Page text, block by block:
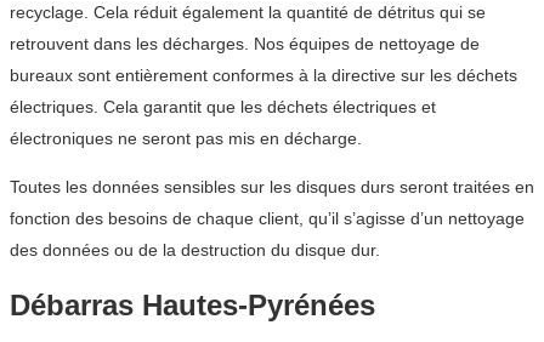
recyclage. Cela réduit également la quantité de détritus qui se
retrouvent dans les décharges. Nos équipes de nettoyage de
bureaux sont entièrement conformes à la directive sur les déchets
électriques. Cela garantit que les déchets électriques et
électroniques ne seront pas mis en décharge.
Toutes les données sensibles sur les disques durs seront traitées en
fonction des besoins de chaque client, qu’il s’agisse d’un nettoyage
des données ou de la destruction du disque dur.
Débarras Hautes-Pyrénées